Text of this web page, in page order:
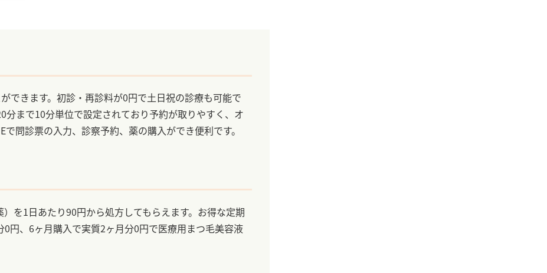
できます。初診・再診料が0円で土日祝の診療も可能で
分まで10分単位で設定されており予約が取りやすく、オ
問診票の入力、診察予約、薬の購入ができ便利です。
を1日あたり90円から処方してもらえます。お得な定期
円、6ヶ月購入で実質2ヶ月分0円で医療用まつ毛美容液